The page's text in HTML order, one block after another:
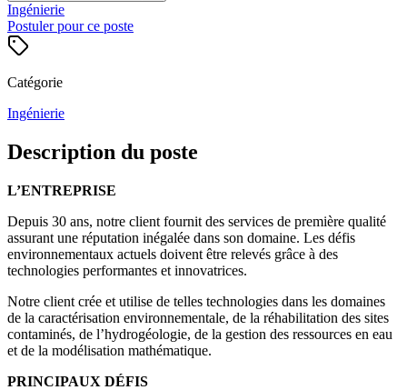
Ingénierie
Postuler pour ce poste
Catégorie
Ingénierie
Description du poste
L’ENTREPRISE
Depuis 30 ans, notre client fournit des services de première qualité
assurant une réputation inégalée dans son domaine. Les défis
environnementaux actuels doivent être relevés grâce à des
technologies performantes et innovatrices.
Notre client crée et utilise de telles technologies dans les domaines
de la caractérisation environnementale, de la réhabilitation des sites
contaminés, de l’hydrogéologie, de la gestion des ressources en eau
et de la modélisation mathématique.
PRINCIPAUX DÉFIS